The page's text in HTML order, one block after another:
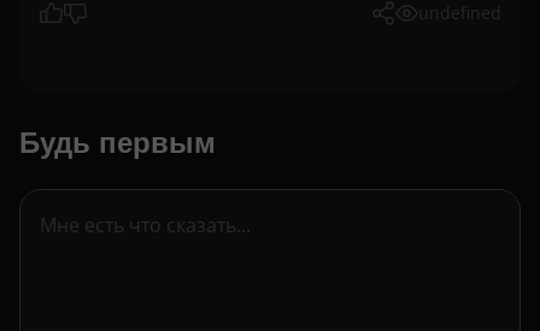
undefined
Будь первым